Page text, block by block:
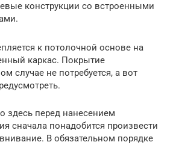
конструкции со встроенными
к потолочной основе на
каркас. Покрытие
случае не потребуется, а вот
здесь перед нанесением
сначала понадобится произвести
В обязательном порядке